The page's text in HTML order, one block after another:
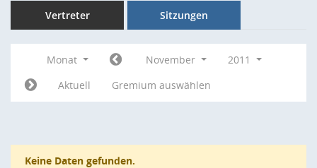
Vertreter Sitzungen
Monat November
2011
Aktuell
Gremium auswählen
Keine Daten gefunden.